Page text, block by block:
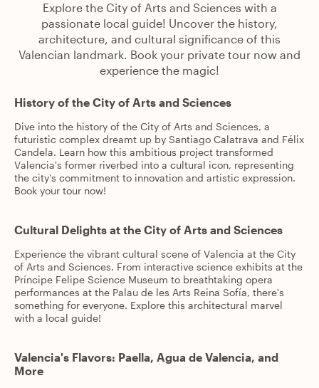
Explore the City of Arts and Sciences with a
passionate local guide! Uncover the history,
architecture, and cultural significance of this
Valencian landmark. Book your private tour now and
experience the magic!
History of the City of Arts and Sciences
Dive into the history of the City of Arts and Sciences, a
futuristic complex dreamt up by Santiago Calatrava and Félix
Candela. Learn how this ambitious project transformed
Valencia's former riverbed into a cultural icon, representing
the city's commitment to innovation and artistic expression.
Book your tour now!
Cultural Delights at the City of Arts and Sciences
Experience the vibrant cultural scene of Valencia at the City
of Arts and Sciences. From interactive science exhibits at the
Príncipe Felipe Science Museum to breathtaking opera
performances at the Palau de les Arts Reina Sofía, there's
something for everyone. Explore this architectural marvel
with a local guide!
Valencia's Flavors: Paella, Agua de Valencia, and
More